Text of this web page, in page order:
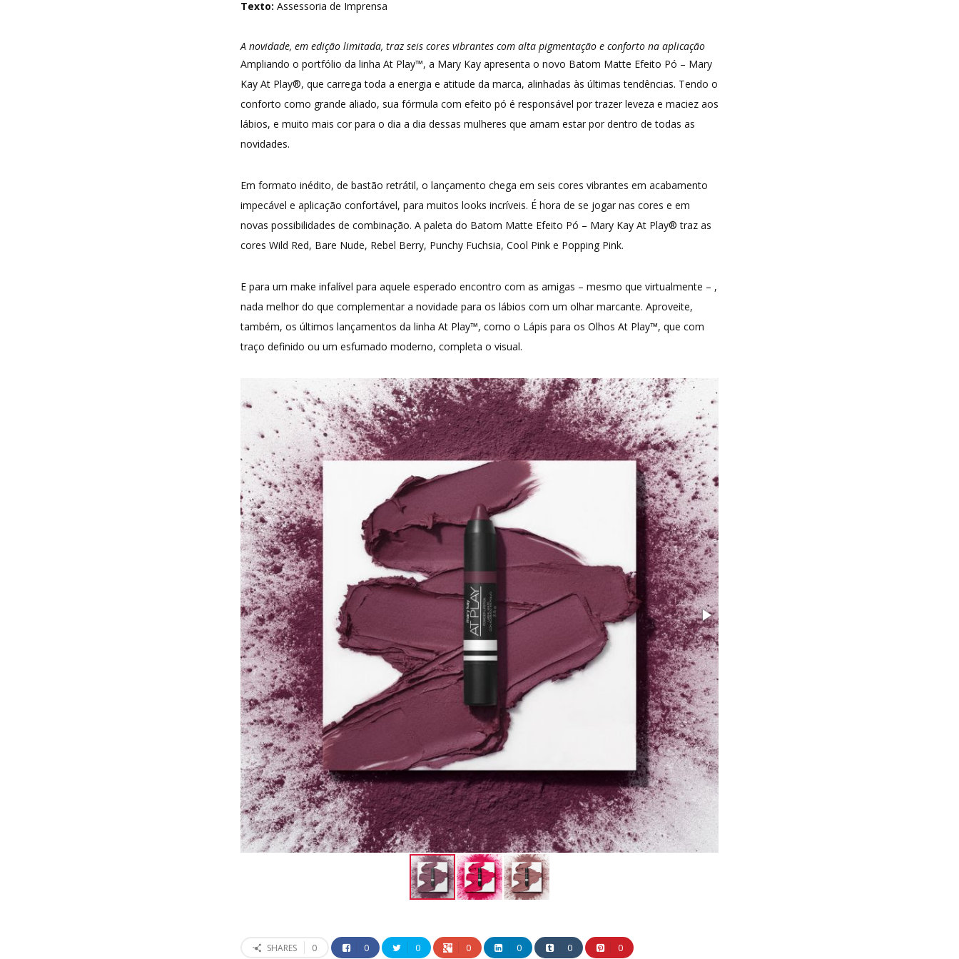
Texto: Assessoria de Imprensa
A novidade, em edição limitada, traz seis cores vibrantes com alta pigmentação e conforto na aplicação
Ampliando o portfólio da linha At Play™, a Mary Kay apresenta o novo Batom Matte Efeito Pó – Mary
Kay At Play®, que carrega toda a energia e atitude da marca, alinhadas às últimas tendências. Tendo o
conforto como grande aliado, sua fórmula com efeito pó é responsável por trazer leveza e maciez aos
lábios, e muito mais cor para o dia a dia dessas mulheres que amam estar por dentro de todas as
novidades.
Em formato inédito, de bastão retrátil, o lançamento chega em seis cores vibrantes em acabamento
impecável e aplicação confortável, para muitos looks incríveis. É hora de se jogar nas cores e em
novas possibilidades de combinação. A paleta do Batom Matte Efeito Pó – Mary Kay At Play® traz as
cores Wild Red, Bare Nude, Rebel Berry, Punchy Fuchsia, Cool Pink e Popping Pink.
E para um make infalível para aquele esperado encontro com as amigas – mesmo que virtualmente – ,
nada melhor do que complementar a novidade para os lábios com um olhar marcante. Aproveite,
também, os últimos lançamentos da linha At Play™, como o Lápis para os Olhos At Play™, que com
traço definido ou um esfumado moderno, completa o visual.
SHARES 0 0 0 0 0 0 0